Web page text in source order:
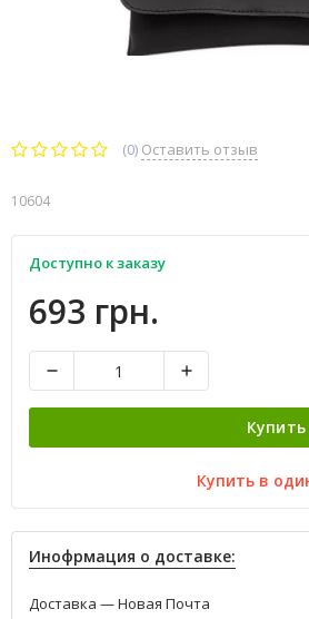
(0) Оставить отзыв
10604
Доступно к заказу
693 грн.
Купить
Купить в
Инофрмация о доставке:
Доставка — Новая Почта